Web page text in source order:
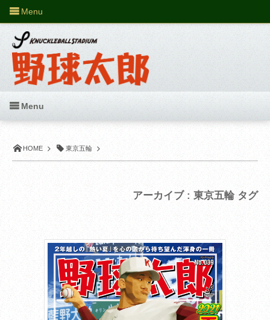
HOME 東京五輪
アーカイブ : 東京五輪 タグ
Menu
Menu